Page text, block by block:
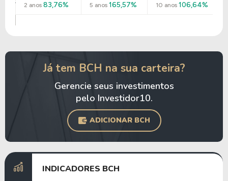
2 anos 83,76% 5 anos 165,57% 10 anos106,64%
Já tem BCH na sua carteira?
Gerencie seus investimentos
pelo Investidor10.
ADICIONAR BCH
INDICADORES BCH